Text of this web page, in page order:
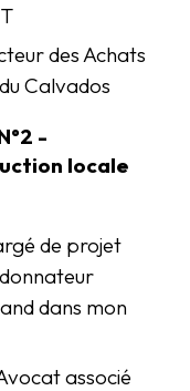
des Achats
Calvados
-
locale
de projet
dans mon
associé